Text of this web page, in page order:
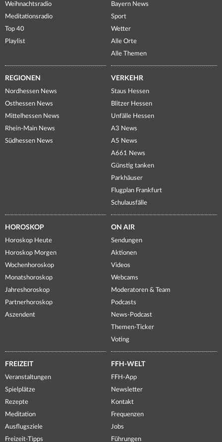
Weihnachtsradio
Meditationsradio
Top 40
Playlist
Bayern News
Sport
Wetter
Alle Orte
Alle Themen
REGIONEN
Nordhessen News
Osthessen News
Mittelhessen News
Rhein-Main News
Südhessen News
VERKEHR
Staus Hessen
Blitzer Hessen
Unfälle Hessen
A3 News
A5 News
A661 News
Günstig tanken
Parkhäuser
Flugplan Frankfurt
Schulausfälle
HOROSKOP
Horoskop Heute
Horoskop Morgen
Wochenhoroskop
Monatshoroskop
Jahreshoroskop
Partnerhoroskop
Aszendent
ON AIR
Sendungen
Aktionen
Videos
Webcams
Moderatoren & Team
Podcasts
News-Podcast
Themen-Ticker
Voting
FREIZEIT
Veranstaltungen
Spielplätze
Rezepte
Meditation
Ausflugsziele
Freizeit-Tipps
FFH-WELT
FFH-App
Newsletter
Kontakt
Frequenzen
Jobs
Führungen